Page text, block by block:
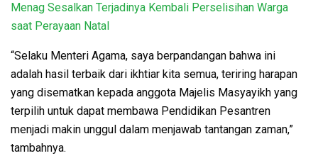
Menag Sesalkan Terjadinya Kembali Perselisihan Warga
saat Perayaan Natal
“Selaku Menteri Agama, saya berpandangan bahwa ini
adalah hasil terbaik dari ikhtiar kita semua, teriring harapan
yang disematkan kepada anggota Majelis Masyayikh yang
terpilih untuk dapat membawa Pendidikan Pesantren
menjadi makin unggul dalam menjawab tantangan zaman,”
tambahnya.